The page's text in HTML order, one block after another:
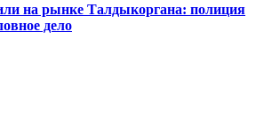
на рынке Талдыкоргана: полиция
дело